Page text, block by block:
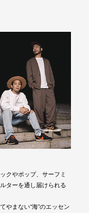
クやポップ、サーフミ
ターを通し届けられる
やまない“海”のエッセン